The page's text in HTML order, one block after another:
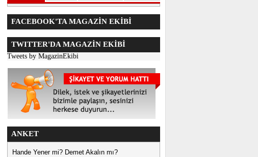
FACEBOOK'TA MAGAZİN EKİBİ
TWITTER'DA MAGAZİN EKİBİ
Tweets by MagazinEkibi
ANKET
Hande Yener mi? Demet Akalın mı?